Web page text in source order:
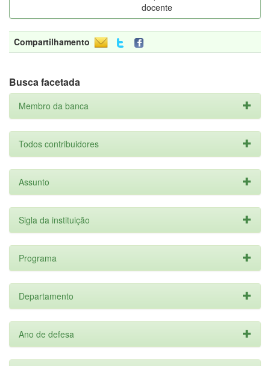
docente
Compartilhamento
Busca facetada
Membro da banca
Todos contribuidores
Assunto
Sigla da instituição
Programa
Departamento
Ano de defesa